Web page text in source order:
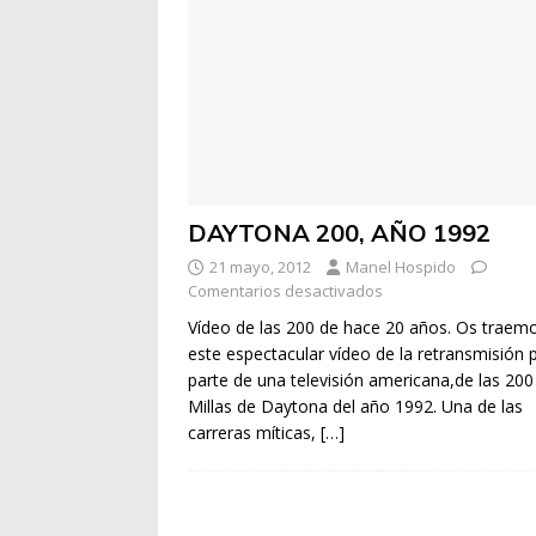
DAYTONA 200, AÑO 1992
21 mayo, 2012
Manel Hospido
Comentarios desactivados
Vídeo de las 200 de hace 20 años. Os
este espectacular vídeo de la retransmisión
parte de una televisión americana,de las 200
Millas de Daytona del año 1992. Una de las
carreras míticas, […]